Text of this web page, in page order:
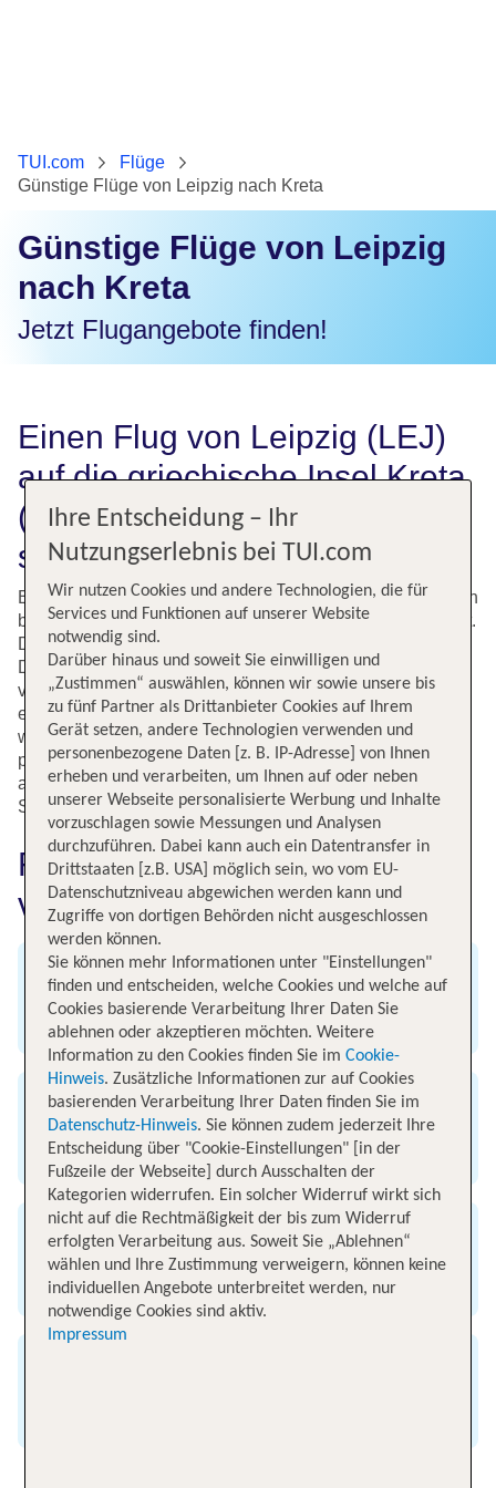
TUI.com
Flüge
Günstige Flüge von Leipzig nach Kreta
Günstige Flüge von Leipzig
nach Kreta
Jetzt Flugangebote finden!
Einen Flug von Leipzig (LEJ)
auf die griechische Insel Kreta
(HER) buchen. Preiswert und
schnell bei TUI
Bei TUI gibt es das ganze Jahr über günstige Flüge zu den
beliebtesten Urlaubsdestinationen in Europa und der Welt.
Dazu gehört ohne Frage auch die griechische Insel Kreta.
Du findest daher bei TUI Deinen günstigen Urlaubsflug
von Leipzig nach Kreta. Wenn Du rechtzeitig buchst und
etwas flexibel bist, fliegst Du mit etwas Glück schon für
wenige Euro nach Kreta. Im Sommer ist die Insel das
perfekte Ziel für einen ausgedehnten Badeurlaub. Und
auch im Herbst und im Winter locken kulturelle
Sehenswürdigkeiten und zahlreiche Sportmöglichkeiten.
Fluginformationen für Flüge
von Leipzig nach Kreta
Abflug
Flughafen Leipzig
Ankunft
Flughafen Kreta
Flugzeit
3 Stunden 2.600 Kilometer
Ihre Entscheidung – Ihr
Nutzungserlebnis bei TUI.com
Wir nutzen Cookies und andere Technologien, die für
Services und Funktionen auf unserer Website
notwendig sind.
Darüber hinaus und soweit Sie einwilligen und
„Zustimmen“ auswählen, können wir sowie unsere bis
zu fünf Partner als Drittanbieter Cookies auf Ihrem
Gerät setzen, andere Technologien verwenden und
personenbezogene Daten [z. B. IP-Adresse] von Ihnen
erheben und verarbeiten, um Ihnen auf oder neben
unserer Webseite personalisierte Werbung und Inhalte
vorzuschlagen sowie Messungen und Analysen
durchzuführen. Dabei kann auch ein Datentransfer in
Drittstaaten [z.B. USA] möglich sein, wo vom EU-
Datenschutzniveau abgewichen werden kann und
Zugriffe von dortigen Behörden nicht ausgeschlossen
werden können.
Sie können mehr Informationen unter "Einstellungen"
finden und entscheiden, welche Cookies und welche auf
Cookies basierende Verarbeitung Ihrer Daten Sie
ablehnen oder akzeptieren möchten. Weitere
Information zu den Cookies finden Sie im Cookie-
Hinweis. Zusätzliche Informationen zur auf Cookies
basierenden Verarbeitung Ihrer Daten finden Sie im
Datenschutz-Hinweis. Sie können zudem jederzeit Ihre
Entscheidung über "Cookie-Einstellungen" [in der
Fußzeile der Webseite] durch Ausschalten der
Kategorien widerrufen. Ein solcher Widerruf wirkt sich
nicht auf die Rechtmäßigkeit der bis zum Widerruf
erfolgten Verarbeitung aus. Soweit Sie „Ablehnen“
wählen und Ihre Zustimmung verweigern, können keine
individuellen Angebote unterbreitet werden, nur
notwendige Cookies sind aktiv.
Impressum